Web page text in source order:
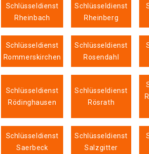
Schlüsseldienst
Rheinbach
Schlüsseldienst
Rheinberg
Schlüsseldienst
Rommerskirchen
Schlüsseldienst
Rosendahl
Schlüsseldienst
Rödinghausen
Schlüsseldienst
Rösrath
Schlüsseldienst
Saerbeck
Schlüsseldienst
Salzgitter